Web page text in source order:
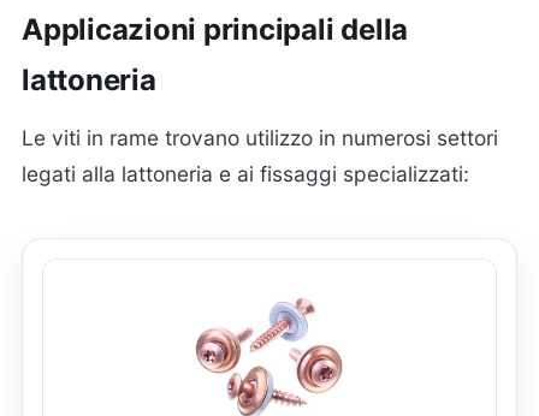
Applicazioni principali della
lattoneria
Le viti in rame trovano utilizzo in numerosi settori
legati alla lattoneria e ai fissaggi specializzati: